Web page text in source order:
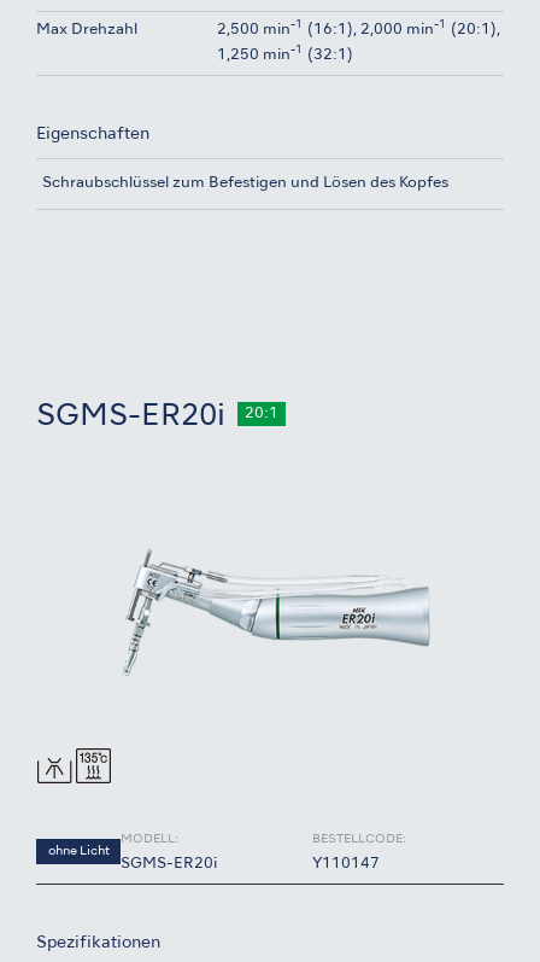
Max Drehzahl 2,500 min-1 (16:1), 2,000 min-1
(20:1),
1,250 min-1 (32:1)
Eigenschaften
Schraubschlüssel zum Befestigen und Lösen des Kopfes
SGMS-ER20i 20:1
ohne Licht
MODELL:
SGMS-ER20i
BESTELLCODE:
Y110147
Spezifikationen